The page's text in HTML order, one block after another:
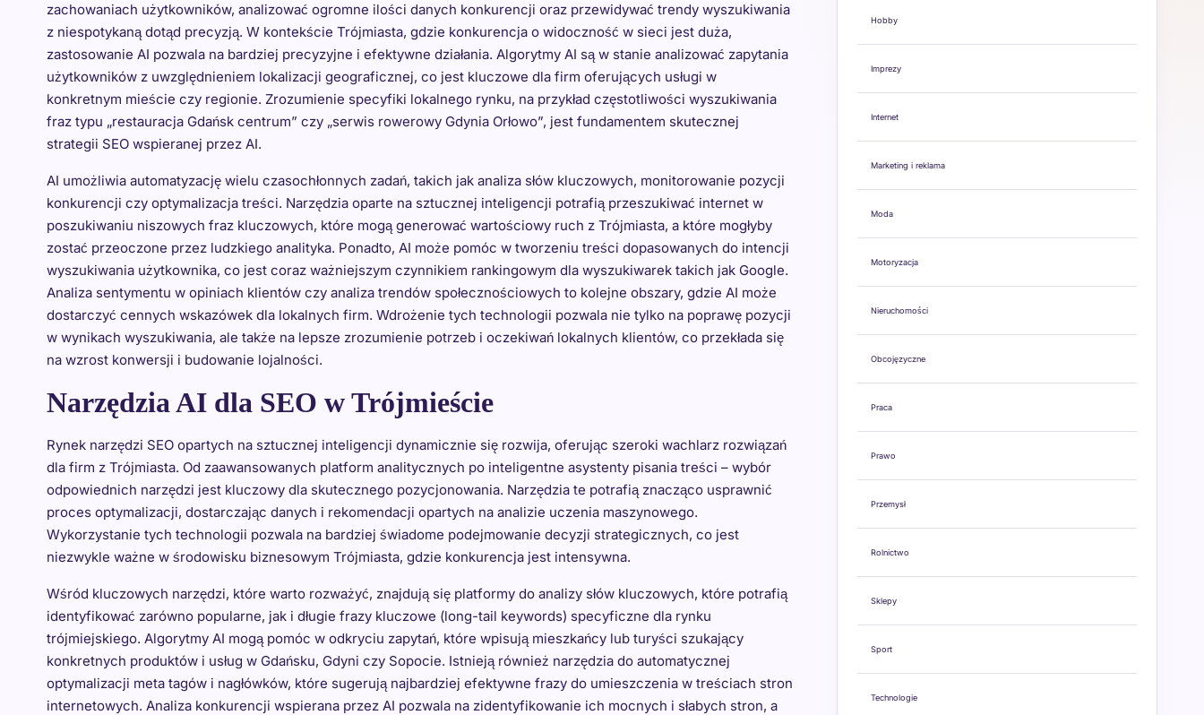
zachowaniach użytkowników, analizować ogromne ilości danych konkurencji oraz przewidywać trendy wyszukiwania
z niespotykaną dotąd precyzją. W kontekście Trójmiasta, gdzie konkurencja o widoczność w sieci jest duża,
zastosowanie AI pozwala na bardziej precyzyjne i efektywne działania. Algorytmy AI są w stanie analizować zapytania
użytkowników z uwzględnieniem lokalizacji geograficznej, co jest kluczowe dla firm oferujących usługi w
konkretnym mieście czy regionie. Zrozumienie specyfiki lokalnego rynku, na przykład częstotliwości wyszukiwania
fraz typu „restauracja Gdańsk centrum” czy „serwis rowerowy Gdynia Orłowo”, jest fundamentem skutecznej
strategii SEO wspieranej przez AI.
AI umożliwia automatyzację wielu czasochłonnych zadań, takich jak analiza słów kluczowych, monitorowanie pozycji
konkurencji czy optymalizacja treści. Narzędzia oparte na sztucznej inteligencji potrafią przeszukiwać internet w
poszukiwaniu niszowych fraz kluczowych, które mogą generować wartościowy ruch z Trójmiasta, a które mogłyby
zostać przeoczone przez ludzkiego analityka. Ponadto, AI może pomóc w tworzeniu treści dopasowanych do intencji
wyszukiwania użytkownika, co jest coraz ważniejszym czynnikiem rankingowym dla wyszukiwarek takich jak Google.
Analiza sentymentu w opiniach klientów czy analiza trendów społecznościowych to kolejne obszary, gdzie AI może
dostarczyć cennych wskazówek dla lokalnych firm. Wdrożenie tych technologii pozwala nie tylko na poprawę pozycji
w wynikach wyszukiwania, ale także na lepsze zrozumienie potrzeb i oczekiwań lokalnych klientów, co przekłada się
na wzrost konwersji i budowanie lojalności.
Narzędzia AI dla SEO w Trójmieście
Rynek narzędzi SEO opartych na sztucznej inteligencji dynamicznie się rozwija, oferując szeroki wachlarz rozwiązań
dla firm z Trójmiasta. Od zaawansowanych platform analitycznych po inteligentne asystenty pisania treści – wybór
odpowiednich narzędzi jest kluczowy dla skutecznego pozycjonowania. Narzędzia te potrafią znacząco usprawnić
proces optymalizacji, dostarczając danych i rekomendacji opartych na analizie uczenia maszynowego.
Wykorzystanie tych technologii pozwala na bardziej świadome podejmowanie decyzji strategicznych, co jest
niezwykle ważne w środowisku biznesowym Trójmiasta, gdzie konkurencja jest intensywna.
Wśród kluczowych narzędzi, które warto rozważyć, znajdują się platformy do analizy słów kluczowych, które potrafią
identyfikować zarówno popularne, jak i długie frazy kluczowe (long-tail keywords) specyficzne dla rynku
trójmiejskiego. Algorytmy AI mogą pomóc w odkryciu zapytań, które wpisują mieszkańcy lub turyści szukający
konkretnych produktów i usług w Gdańsku, Gdyni czy Sopocie. Istnieją również narzędzia do automatycznej
optymalizacji meta tagów i nagłówków, które sugerują najbardziej efektywne frazy do umieszczenia w treściach stron
internetowych. Analiza konkurencji wspierana przez AI pozwala na zidentyfikowanie ich mocnych i słabych stron, a
Hobby
Imprezy
Internet
Marketing i reklama
Moda
Motoryzacja
Nieruchomości
Obcojęzyczne
Praca
Prawo
Przemysł
Rolnictwo
Sklepy
Sport
Technologie